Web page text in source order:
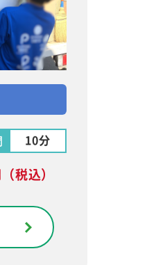
10分
（税込）